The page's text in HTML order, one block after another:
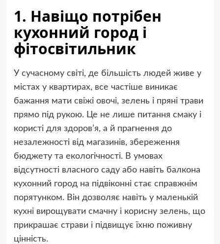
1. Навіщо потрібен
кухонний город і
фітосвітильник
У сучасному світі, де більшість людей живе у
містах у квартирах, все частіше виникає
бажання мати свіжі овочі, зелень і пряні трави
прямо під рукою. Це не лише питання смаку і
користі для здоров’я, а й прагнення до
незалежності від магазинів, збереження
бюджету та екологічності. В умовах
відсутності власного саду або навіть балкона
кухонний город на підвіконні стає справжнім
порятунком. Він дозволяє навіть у маленькій
кухні вирощувати смачну і корисну зелень, що
прикрашає страви і підвищує їхню поживну
цінність.